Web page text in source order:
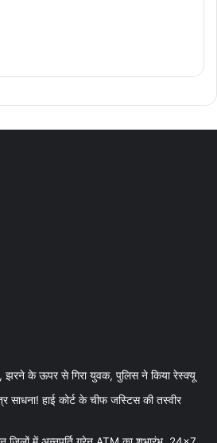
झरने के ऊपर से गिरा युवक, पुलिस ने किया रेस्क्यू
साधना! हाई कोर्ट के चीफ जस्टिस की तस्वीर